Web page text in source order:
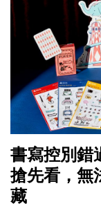
書寫控別錯
搶先看，無
藏